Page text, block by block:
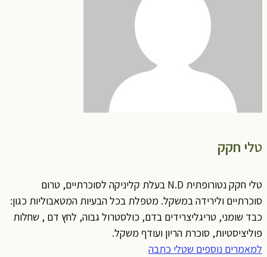
טלי חקק
טלי חקק נטורופתית N.D בעלת קליניקה לסוכרתיים, טרום
סוכרתיים ולירידה במשקל. מטפלת בכל הבעיות המטאבוליות כגון:
כבד שומני, טריגליצרידים בדם, כולסטרול גבוה, לחץ דם , שחלות
פוליציסטיות, סוכרת הריון ועודף משקל.
למאמרים נוספים שטלי כתבה